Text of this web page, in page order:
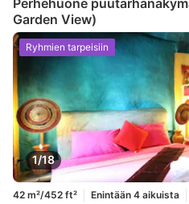
Roskakorit
sohva työpöytä
tarvikkeet silitykseen
Rakennuksessa on portaat
Säädettävä ilmastointi
Garden View)
1/18
Ryhmien tarpeisiin
42 m²/452 ft² Enintään 4 aikuista